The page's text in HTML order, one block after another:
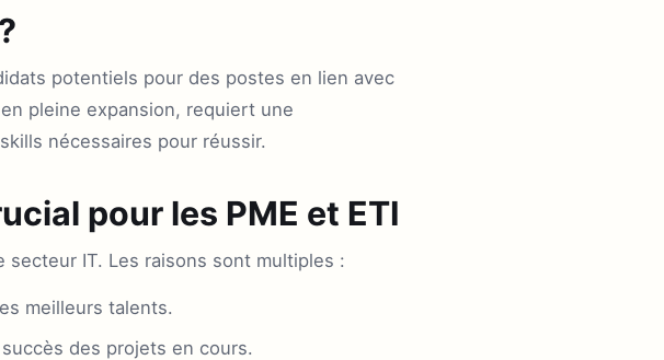
potentiels pour des postes en lien avec
pleine expansion, requiert une
nécessaires pour réussir.
pour les PME et ETI
IT. Les raisons sont multiples :
meilleurs talents.
des projets en cours.